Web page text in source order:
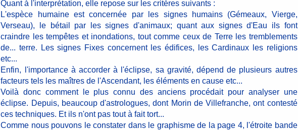
Quant à l'interprétation, elle repose sur les critères suivants :
L'espèce humaine est concernée par les signes humains (Gémeaux, Vierge,
Verseau), le bétail par les signes d'animaux; quant aux signes d'Eau ils font
craindre les tempêtes et inondations, tout comme ceux de Terre les tremblements
de... terre. Les signes Fixes concernent les édifices, les Cardinaux les religions
etc...
Enfin, l'importance à accorder à l'éclipse, sa gravité, dépend de plusieurs autres
facteurs tels les maîtres de l'Ascendant, les éléments en cause etc...
Voilà donc comment le plus connu des anciens procédait pour analyser une
éclipse. Depuis, beaucoup d'astrologues, dont Morin de Villefranche, ont contesté
ces techniques. Et ils n'ont pas tout à fait tort...
Comme nous pouvons le constater dans le graphisme de la page 4, l'étroite bande